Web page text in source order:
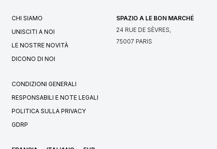
CHI SIAMO
UNISCITI A NOI
LE NOSTRE NOVITÀ
DICONO DI NOI
SPAZIO A LE BON MARCHÉ
24 RUE DE SÈVRES,
75007 PARIS
CONDIZIONI GENERALI
RESPONSABILI E NOTE LEGALI
POLITICA SULLA PRIVACY
GDRP